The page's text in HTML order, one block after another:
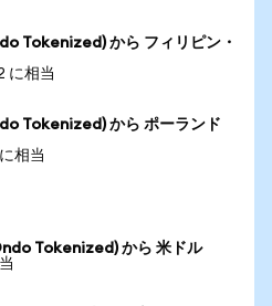
Tokenized) から フィリピン・
に相当
Tokenized) から ポーランド
相当
Tokenized) から 米ドル